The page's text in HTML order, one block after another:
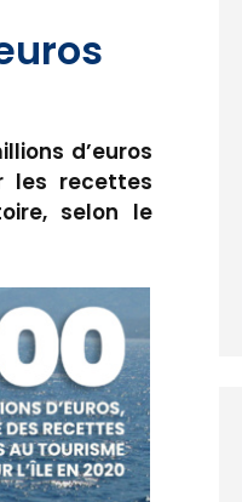
d’euros
les recettes
selon le